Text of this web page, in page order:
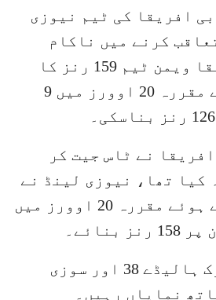
افریقا کی ٹیم نیوزی
کرنے میں ناکام
رہی۔جنوبی افریقا ویمن ٹیم 159 رنز کا
تعاقب کرتے ہوئے مقررہ 20 اوورز میں 9
نے ٹاس جیت کر
کیا تھا، نیوزی لینڈ نے
پہلے بیٹنگ کرتے ہوئے مقررہ 20 اوورز میں
امیلا کیر43، بروک ہالیڈے 38 اور سوزی